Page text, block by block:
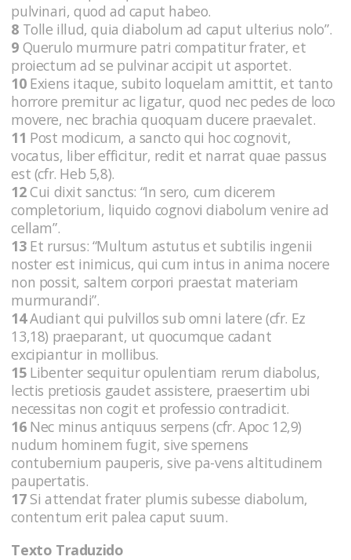
pulvinari, quod ad caput habeo.
8 Tolle illud, quia diabolum ad caput ulterius nolo”.
9 Querulo murmure patri compatitur frater, et
proiectum ad se pulvinar accipit ut asportet.
10Exiens itaque, subito loquelam amittit, et tanto
horrore premitur ac ligatur, quod nec pedes de loco
movere, nec brachia quoquam ducere praevalet.
11 Post modicum, a sancto qui hoc cognovit,
vocatus, liber efficitur, redit et narrat quae passus
est (cfr. Heb 5,8).
12Cui dixit sanctus: “In sero, cum dicerem
completorium, liquido cognovi diabolum venire ad
cellam”.
13Et rursus: “Multum astutus et subtilis ingenii
noster est inimicus, qui cum intus in anima nocere
non possit, saltem corpori praestat materiam
murmurandi”.
14Audiant qui pulvillos sub omni latere (cfr. Ez
13,18) praeparant, ut quocumque cadant
excipiantur in mollibus.
15Libenter sequitur opulentiam rerum diabolus,
lectis pretiosis gaudet assistere, praesertim ubi
necessitas non cogit et professio contradicit.
16Nec minus antiquus serpens (cfr. Apoc 12,9)
nudum hominem fugit, sive spernens
contubernium pauperis, sive pa-vens altitudinem
paupertatis.
17Si attendat frater plumis subesse diabolum,
contentum erit palea caput suum.
Texto Traduzido